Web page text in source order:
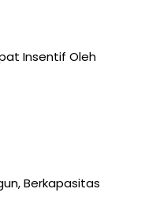
Insentif Oleh
Berkapasitas